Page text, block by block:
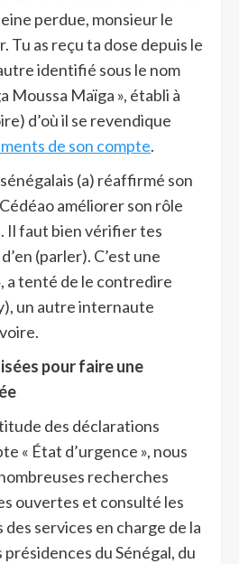
perdue, monsieur le
Tu as reçu ta dose depuis le
identifié sous le nom
Moussa Maïga », établi à
d’où il se revendique
de son compte.
(a) réaffirmé son
améliorer son rôle
Il faut bien vérifier tes
(parler). C’est une
a tenté de le contredire
un autre internaute
pour faire une
des déclarations
« État d’urgence », nous
recherches
ouvertes et consulté les
services en charge de la
du Sénégal, du